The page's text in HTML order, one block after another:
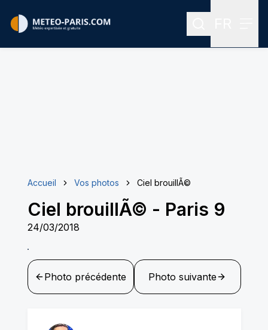
Rechercher
Accueil Vos photos Ciel brouillÃ©
Ciel brouillÃ© - Paris 9
24/03/2018
Photo précédente Photo suivante